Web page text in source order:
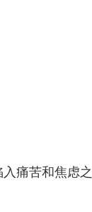
痛苦和焦虑之